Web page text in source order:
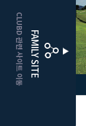
FAMILY SITE
CLUBD 관련 사이트 이동